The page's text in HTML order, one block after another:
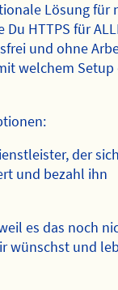
Lösung für
HTTPS für
und ohne
welchem Setup
der
und bezahl ihn
es das noch
wünschst und